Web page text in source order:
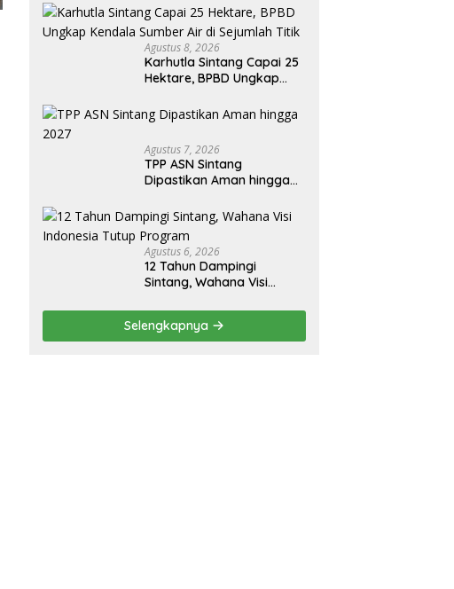
Agustus 8, 2026
Karhutla Sintang Capai 25
Hektare, BPBD Ungkap
Sejumlah Titik
Agustus 7, 2026
TPP ASN Sintang
Dipastikan Aman hingga
Agustus 6, 2026
12 Tahun Dampingi
Sintang, Wahana Visi
Selengkapnya